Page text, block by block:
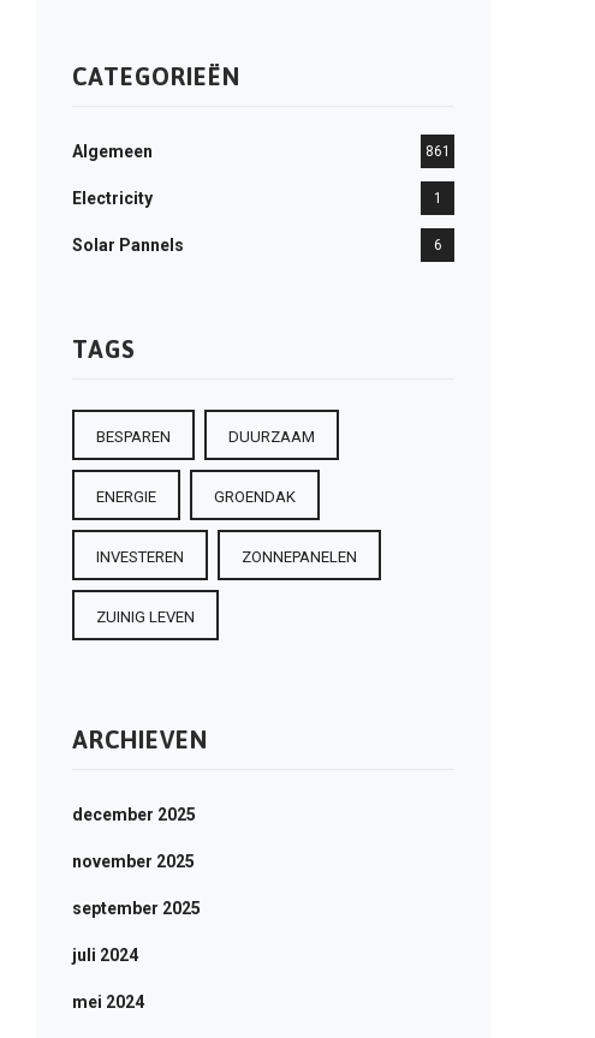
CATEGORIEËN
Algemeen 861
Electricity 1
Solar Pannels 6
TAGS
BESPAREN DUURZAAM
ENERGIE GROENDAK
INVESTEREN ZONNEPANELEN
ZUINIG LEVEN
ARCHIEVEN
december 2025
november 2025
september 2025
juli 2024
mei 2024